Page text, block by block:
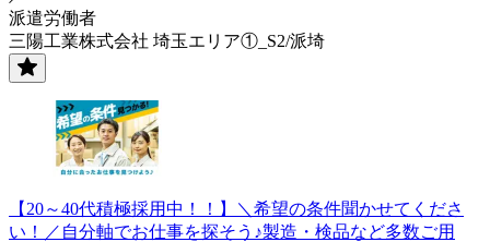
派遣労働者
三陽工業株式会社 埼玉エリア①_S2/派埼
【20～40代積極採用中！！】＼希望の条件聞かせてくださ
い！／自分軸でお仕事を探そう♪製造・検品など多数ご用